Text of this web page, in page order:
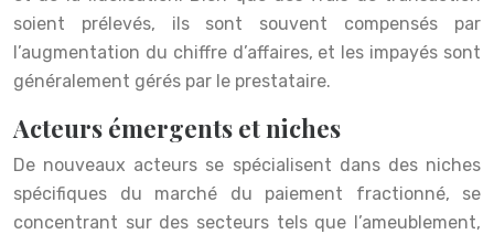
soient prélevés, ils sont souvent compensés par
l’augmentation du chiffre d’affaires, et les impayés sont
généralement gérés par le prestataire.
Acteurs émergents et niches
De nouveaux acteurs se spécialisent dans des niches
spécifiques du marché du paiement fractionné, se
concentrant sur des secteurs tels que l’ameublement,